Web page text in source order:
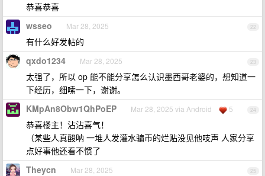
恭喜恭喜
22
wsseo Mar 28, 2025
有什么好发帖的
23
qxdo1234 Mar 28, 2025
太强了，所以 op 能不能分享怎么认识墨西哥老婆的，想知道一
下经历，细嗦一下，谢谢。
24
KMpAn8Obw1QhPoEP Mar 28, 2025 via Android 5
恭喜楼主！沾沾喜气！
（某些人真酸呐 一堆人发灌水骗币的烂贴没见他吱声 人家分享
点好事他还看不惯了
25
Theycn Mar 28, 2025